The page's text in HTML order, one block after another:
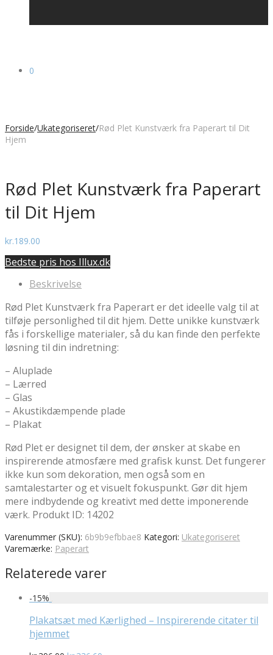
0
Forside/Ukategoriseret/Rød Plet Kunstværk fra Paperart til Dit
Hjem
Rød Plet Kunstværk fra Paperart
til Dit Hjem
kr.189.00
Bedste pris hos Illux.dk
Beskrivelse
Rød Plet Kunstværk fra Paperart er det ideelle valg til at
tilføje personlighed til dit hjem. Dette unikke kunstværk
fås i forskellige materialer, så du kan finde den perfekte
løsning til din indretning:
– Aluplade
– Lærred
– Glas
– Akustikdæmpende plade
– Plakat
Rød Plet er designet til dem, der ønsker at skabe en
inspirerende atmosfære med grafisk kunst. Det fungerer
ikke kun som dekoration, men også som en
samtalestarter og et visuelt fokuspunkt. Gør dit hjem
mere indbydende og kreativt med dette imponerende
værk. Produkt ID: 14202
Varenummer (SKU): 6b9b9efbbae8 Kategori: Ukategoriseret
Varemærke: Paperart
Relaterede varer
-15%
Plakatsæt med Kærlighed – Inspirerende citater til
hjemmet